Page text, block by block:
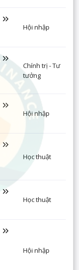
Hội nhập
Chính trị - Tư
tưởng
Hội nhập
Học thuật
Học thuật
Hội nhập